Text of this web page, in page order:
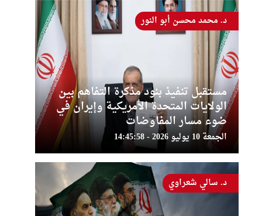
مستقبل تنفيذ بنود مذكرة التفاهم بين
الولايات المتحدة الأمريكية وإيران في
ضوء مسار المفاوضات
الجمعة 10 يوليو 2026 - 14:45:58
د. محمد محسن أبو النور
د. سالي شعراوي